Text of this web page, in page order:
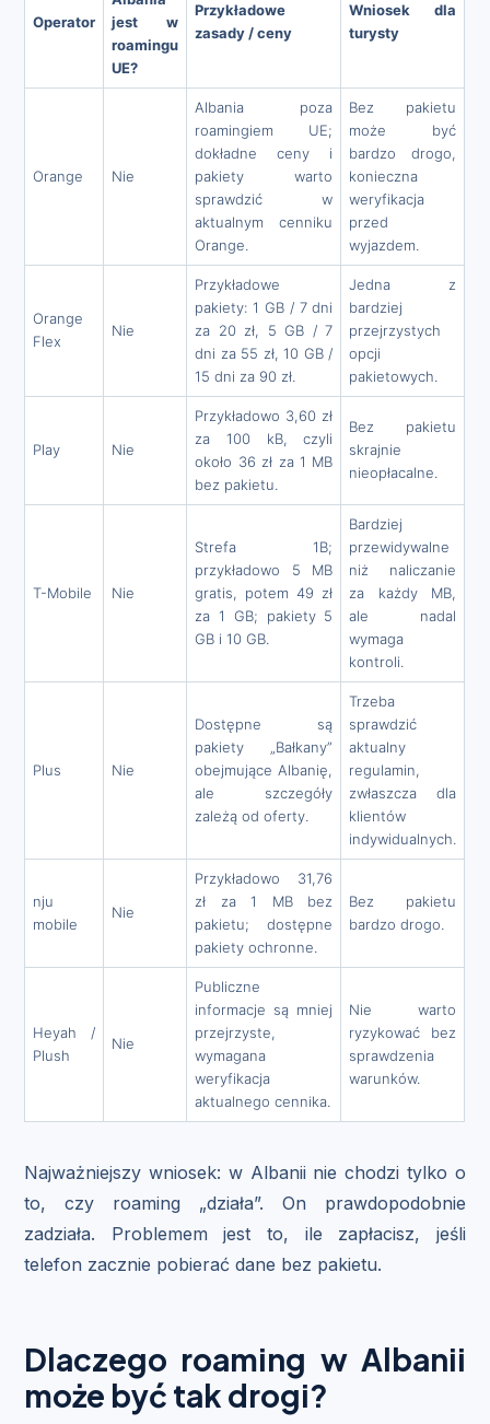
Operator
jest w
roamingu
UE?
Przykładowe
zasady / ceny
Wniosek dla
turysty
Orange Nie
Albania poza
roamingiem UE;
dokładne ceny i
pakiety warto
sprawdzić w
aktualnym cenniku
Orange.
Bez pakietu
może być
bardzo drogo,
konieczna
weryfikacja
przed
wyjazdem.
Orange
Flex
Nie
Przykładowe
pakiety: 1 GB / 7 dni
za 20 zł, 5 GB / 7
dni za 55 zł, 10 GB /
15 dni za 90 zł.
Jedna z
bardziej
przejrzystych
opcji
pakietowych.
Play Nie
Przykładowo 3,60 zł
za 100 kB, czyli
około 36 zł za 1 MB
bez pakietu.
Bez pakietu
skrajnie
nieopłacalne.
T-Mobile Nie
Strefa 1B;
przykładowo 5 MB
gratis, potem 49 zł
za 1 GB; pakiety 5
GB i 10 GB.
Bardziej
przewidywalne
niż naliczanie
za każdy MB,
ale nadal
wymaga
kontroli.
Plus Nie
Dostępne są
pakiety „Bałkany”
obejmujące Albanię,
ale szczegóły
zależą od oferty.
Trzeba
sprawdzić
aktualny
regulamin,
zwłaszcza dla
klientów
indywidualnych.
nju
mobile
Nie
Przykładowo 31,76
zł za 1 MB bez
pakietu; dostępne
pakiety ochronne.
Bez pakietu
bardzo drogo.
Heyah /
Plush
Nie
Publiczne
informacje są mniej
przejrzyste,
wymagana
weryfikacja
aktualnego cennika.
Nie warto
ryzykować bez
sprawdzenia
warunków.
Najważniejszy wniosek: w Albanii nie chodzi tylko o
to, czy roaming „działa”. On prawdopodobnie
zadziała. Problemem jest to, ile zapłacisz, jeśli
telefon zacznie pobierać dane bez pakietu.
Dlaczego roaming w Albanii
może być tak drogi?